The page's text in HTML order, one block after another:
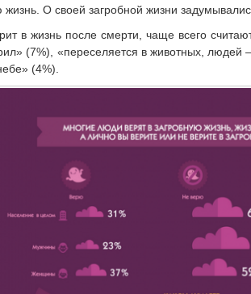
жизнь. О своей загробной жизни
в жизнь после смерти, чаще всего
(7%), «переселяется в животных, людей
(4%).